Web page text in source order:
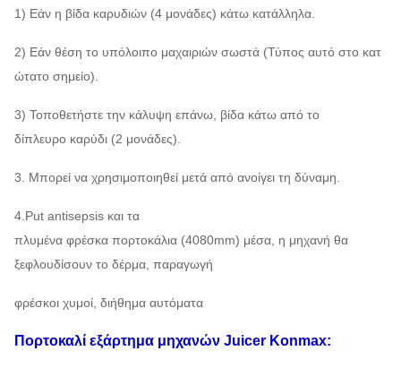
1) Εάν η βίδα καρυδιών (4 μονάδες) κάτω κατάλληλα.
2) Εάν θέση το υπόλοιπο μαχαιριών σωστά (Τύπος αυτό στο κατ
ώτατο σημείο).
3) Τοποθετήστε την κάλυψη επάνω, βίδα κάτω από το
δίπλευρο καρύδι (2 μονάδες).
3. Μπορεί να χρησιμοποιηθεί μετά από ανοίγει τη δύναμη.
4.Put antisepsis και τα
πλυμένα φρέσκα πορτοκάλια (4080mm) μέσα, η μηχανή θα
ξεφλουδίσουν το δέρμα, παραγωγή
φρέσκοι χυμοί, διήθημα αυτόματα
Πορτοκαλί εξάρτημα μηχανών Juicer Konmax: